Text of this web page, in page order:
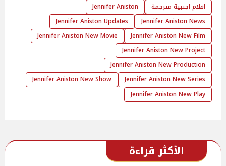
افلام اجنبية مترجمة
Jennifer Aniston
Jennifer Aniston News
Jennifer Aniston Updates
Jennifer Aniston New Film
Jennifer Aniston New Movie
Jennifer Aniston New Project
Jennifer Aniston New Production
Jennifer Aniston New Series
Jennifer Aniston New Show
Jennifer Aniston New Play
الأكثر قراءة